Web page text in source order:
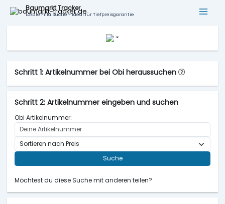
Baumarkt Tracker
Lokale Filialsuche - ideal für Tiefpreisgarantie
Schritt 1: Artikelnummer bei Obi heraussuchen
Schritt 2: Artikelnummer eingeben und suchen
Obi Artikelnummer:
Suche
Möchtest du diese Suche mit anderen teilen?